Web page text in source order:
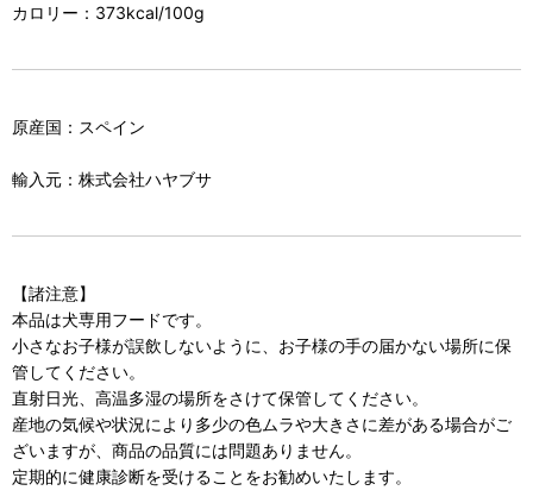
カロリー：373kcal/100g
原産国：スペイン
輸入元：株式会社ハヤブサ
【諸注意】
本品は犬専用フードです。
小さなお子様が誤飲しないように、お子様の手の届かない場所に保
管してください。
直射日光、高温多湿の場所をさけて保管してください。
産地の気候や状況により多少の色ムラや大きさに差がある場合がご
ざいますが、商品の品質には問題ありません。
定期的に健康診断を受けることをお勧めいたします。